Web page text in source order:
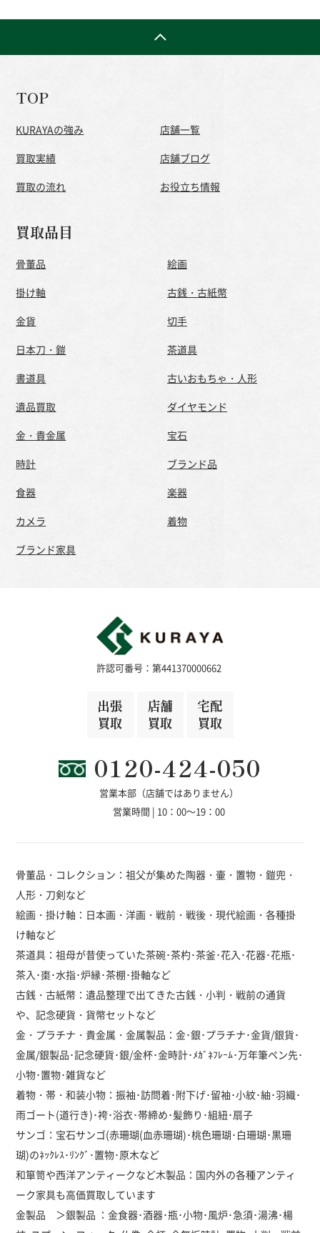
TOP
KURAYAの強み
買取実績
買取の流れ
店舗一覧
店舗ブログ
お役立ち情報
買取品目
骨董品
絵画
掛け軸
古銭・古紙幣
金貨
切手
日本刀・鎧
茶道具
書道具
古いおもちゃ・人形
遺品買取
ダイヤモンド
金・貴金属
宝石
時計
ブランド品
食器
楽器
カメラ
着物
ブランド家具
許認可番号：第441370000662
出張
買取
店舗
買取
宅配
買取
0120-424-050
営業本部（店舗ではありません）
営業時間 | 10：00～19：00
骨董品・コレクション：祖父が集めた陶器・壷・置物・鎧兜・
人形・刀剣など
絵画・掛け軸：日本画・洋画・戦前・戦後・現代絵画・各種掛
け軸など
茶道具：祖母が昔使っていた茶碗･茶杓･茶釜･花入･花器･花瓶･
茶入･棗･水指･炉縁･茶棚･掛軸など
古銭・古紙幣：遺品整理で出てきた古銭・小判・戦前の通貨
や、記念硬貨・貨幣セットなど
金・プラチナ・貴金属・金属製品：金･銀･プラチナ･金貨/銀貨･
金属/銀製品･記念硬貨･銀/金杯･金時計･ﾒｶﾞﾈﾌﾚｰﾑ･万年筆ペン先･
小物･置物･雑貨など
着物・帯・和装小物：振袖･訪問着･附下げ･留袖･小紋･紬･羽織･
雨ゴート(道行き)･袴･浴衣･帯締め･髪飾り･組紐･扇子
サンゴ：宝石サンゴ(赤珊瑚(血赤珊瑚)･桃色珊瑚･白珊瑚･黒珊
瑚)のﾈｯｸﾚｽ･ﾘﾝｸﾞ･置物･原木など
和箪笥や西洋アンティークなど木製品：国内外の各種アンティ
ーク家具も高価買取しています
金製品 ＞銀製品 ：金食器･酒器･瓶･小物･風炉･急須･湯沸･楊